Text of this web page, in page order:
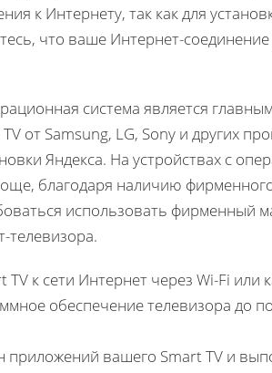
к Интернету, так как для
что ваше Интернет-
система является
от Samsung, LG, Sony и других
Яндекса. На устройствах с
благодаря наличию
использовать фирменный
телевизора.
к сети Интернет через Wi-Fi или
обеспечение телевизора до
приложений вашего Smart TV и